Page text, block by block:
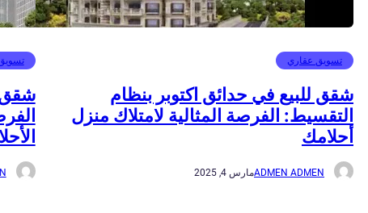
تسويق عقاري
شقق للبيع في حدائق اكتوبر بنظام
التقسيط: الفرصة المثالية لامتلاك منزل
أحلامك
ADMEN ADMENمارس 4, 2025
شقق